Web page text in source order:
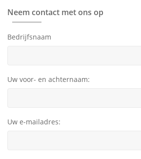
Neem contact met ons op
Bedrijfsnaam
Uw voor- en achternaam:
Uw e-mailadres: